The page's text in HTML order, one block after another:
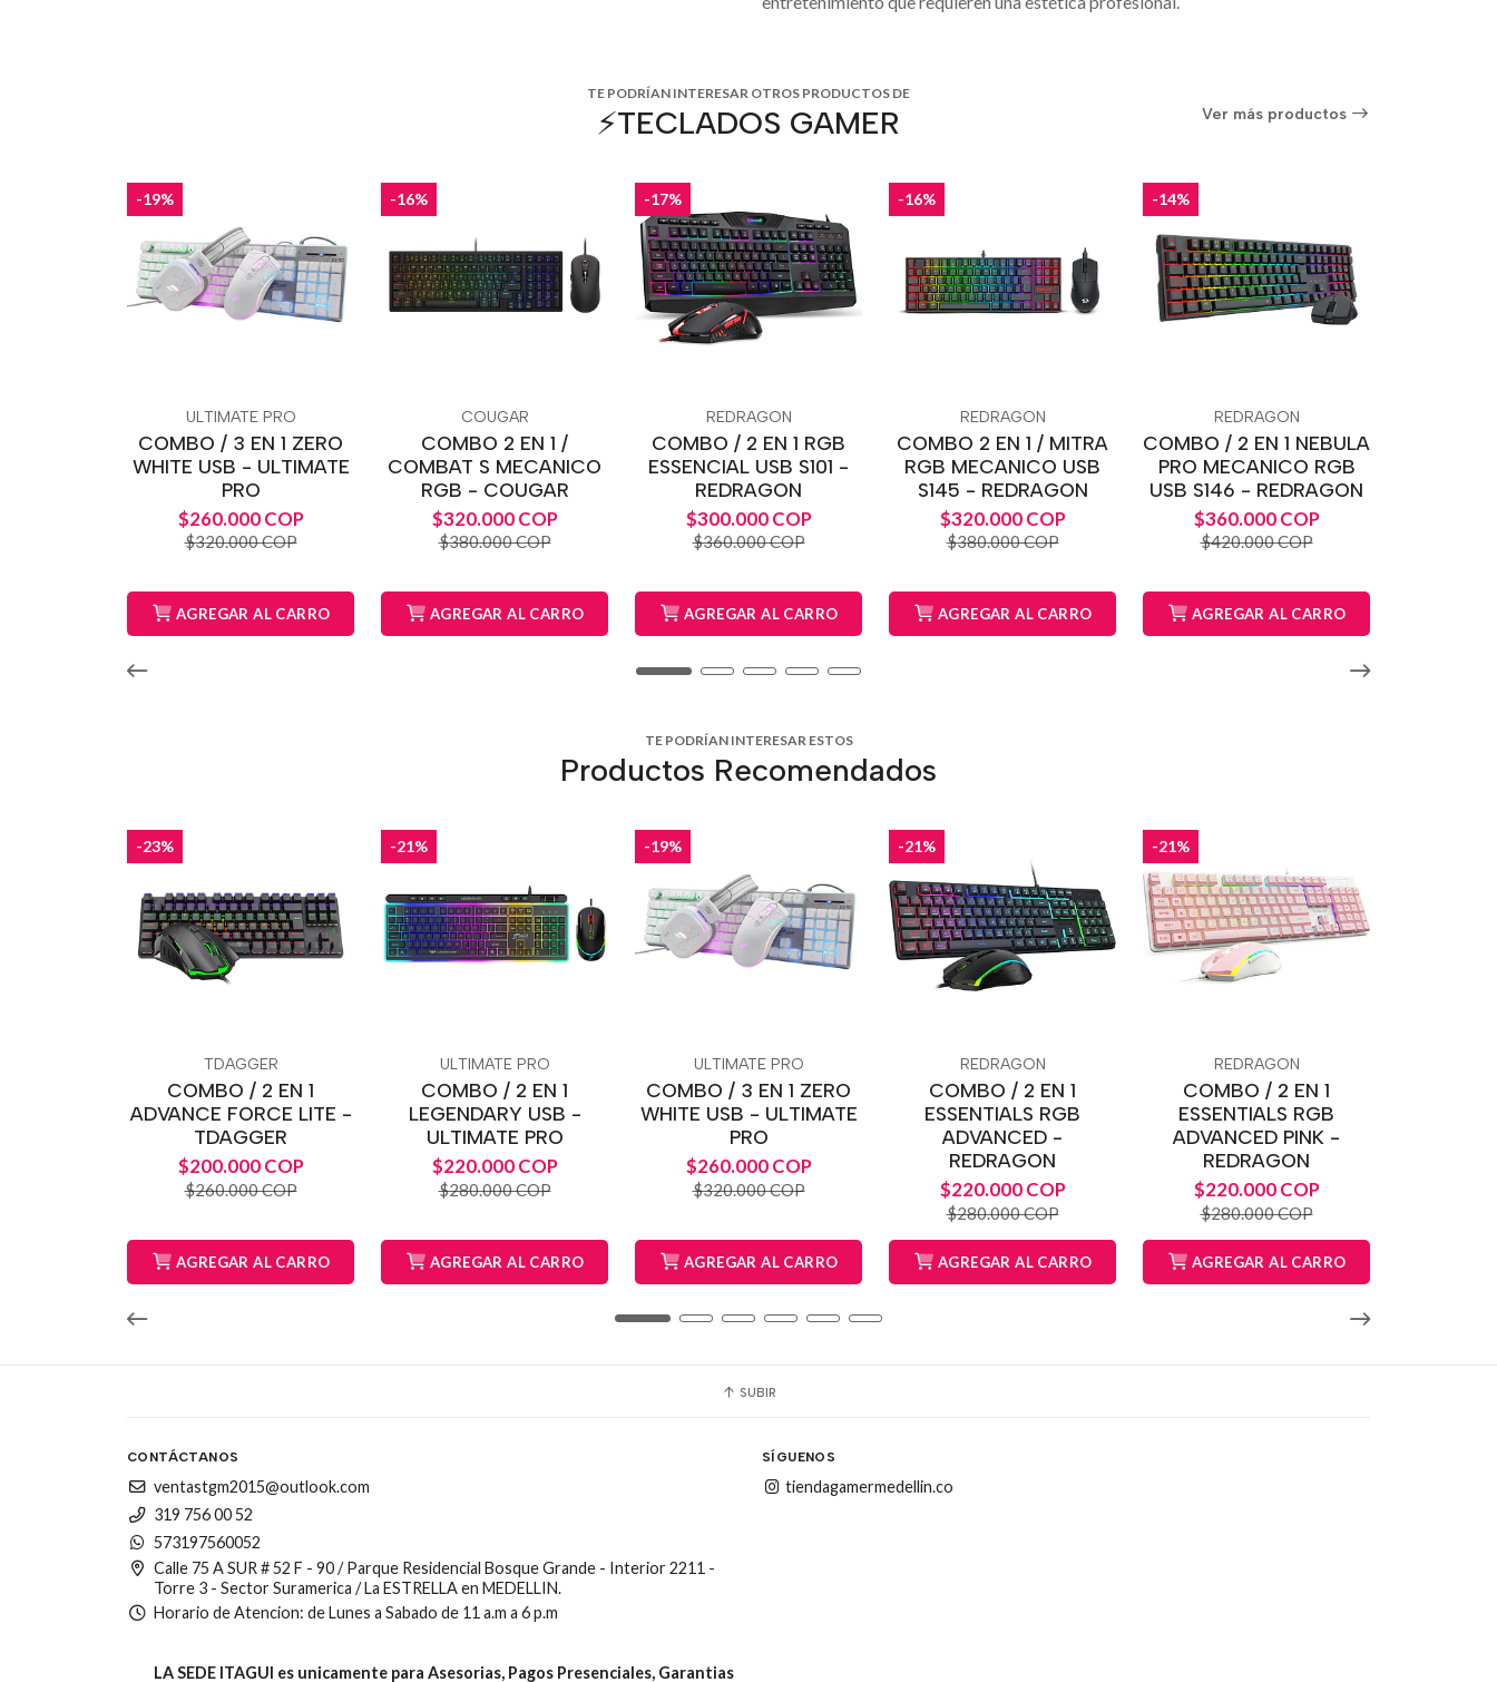
TE PODRÍAN INTERESAR OTROS PRODUCTOS DE
⚡️TECLADOS GAMER Ver más productos
-19%
ULTIMATE PRO
COMBO / 3 EN 1 ZERO
WHITE USB - ULTIMATE
PRO
$260.000 COP
$320.000 COP
AGREGAR AL CARRO
-16%
COUGAR
COMBO 2 EN 1 /
COMBAT S MECANICO
RGB - COUGAR
$320.000 COP
$380.000 COP
AGREGAR AL CARRO
-17%
REDRAGON
COMBO / 2 EN 1 RGB
ESSENCIAL USB S101 -
REDRAGON
$300.000 COP
$360.000 COP
AGREGAR AL CARRO
-16%
REDRAGON
COMBO 2 EN 1 / MITRA
RGB MECANICO USB
S145 - REDRAGON
$320.000 COP
$380.000 COP
AGREGAR AL CARRO
-14%
REDRAGON
COMBO / 2 EN 1 NEBULA
PRO MECANICO RGB
USB S146 - REDRAGON
$360.000 COP
$420.000 COP
AGREGAR AL CARRO
TE PODRÍAN INTERESAR ESTOS
Productos Recomendados
-23%
TDAGGER
COMBO / 2 EN 1
ADVANCE FORCE LITE -
TDAGGER
$200.000 COP
$260.000 COP
AGREGAR AL CARRO
-21%
ULTIMATE PRO
COMBO / 2 EN 1
LEGENDARY USB -
ULTIMATE PRO
$220.000 COP
$280.000 COP
AGREGAR AL CARRO
-19%
ULTIMATE PRO
COMBO / 3 EN 1 ZERO
WHITE USB - ULTIMATE
PRO
$260.000 COP
$320.000 COP
AGREGAR AL CARRO
-21%
REDRAGON
COMBO / 2 EN 1
ESSENTIALS RGB
ADVANCED -
REDRAGON
$220.000 COP
$280.000 COP
AGREGAR AL CARRO
-21%
REDRAGON
COMBO / 2 EN 1
ESSENTIALS RGB
ADVANCED PINK -
REDRAGON
$220.000 COP
$280.000 COP
AGREGAR AL CARRO
SUBIR
CONTÁCTANOS
ventastgm2015@outlook.com
319 756 00 52
573197560052
Calle 75 A SUR # 52 F - 90 / Parque Residencial Bosque Grande - Interior 2211 -
Torre 3 - Sector Suramerica / La ESTRELLA en MEDELLIN.
Horario de Atencion: de Lunes a Sabado de 11 a.m a 6 p.m
LA SEDE ITAGUI es unicamente para Asesorias, Pagos Presenciales, Garantias
SÍGUENOS
tiendagamermedellin.co